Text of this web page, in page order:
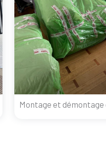
Montage et démontage